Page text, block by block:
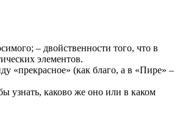
– двойственности того, что в
элементов.
«прекрасное» (как благо, а в «Пире» –
узнать, каково же оно или в каком